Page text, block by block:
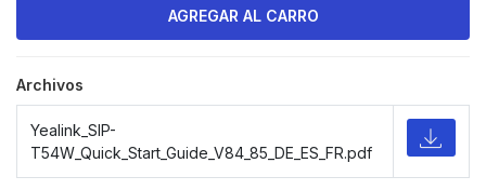
Archivos
Yealink_SIP-
T54W_Quick_Start_Guide_V84_85_DE_ES_FR.pdf